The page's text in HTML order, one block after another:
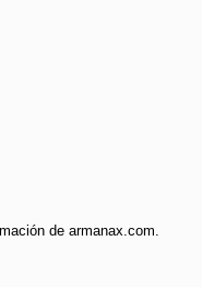
de armanax.com.